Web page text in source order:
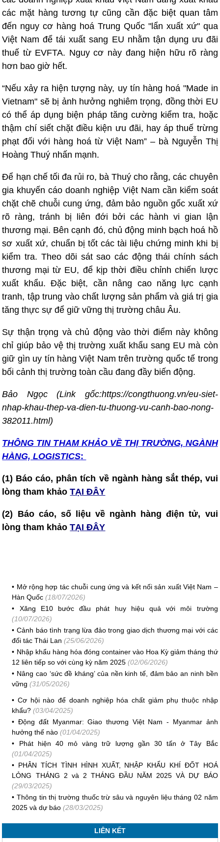
các mặt hàng tương tự cũng cần đặc biệt quan tâm
đến nguy cơ hàng hoá Trung Quốc "lẩn xuất xứ" qua
Việt Nam để tái xuất sang EU nhằm tận dụng ưu đãi
thuế từ EVFTA. Nguy cơ này đang hiện hữu rõ ràng
hơn bao giờ hết.
“Nếu xảy ra hiện tượng này, uy tín hàng hoá "Made in
Vietnam" sẽ bị ảnh hưởng nghiêm trọng, đồng thời EU
có thể áp dụng biện pháp tăng cường kiểm tra, hoặc
thậm chí siết chặt điều kiện ưu đãi, hay áp thuế trừng
phạt đối với hàng hoá từ Việt Nam” – bà Nguyễn Thị
Hoàng Thuý nhấn mạnh.
Để hạn chế tối đa rủi ro, bà Thuý cho rằng, các chuyên
gia khuyến cáo doanh nghiệp Việt Nam cần kiểm soát
chặt chẽ chuỗi cung ứng, đảm bảo nguồn gốc xuất xứ
rõ ràng, tránh bị liên đới bởi các hành vi gian lận
thương mại. Bên cạnh đó, chủ động minh bạch hoá hồ
sơ xuất xứ, chuẩn bị tốt các tài liệu chứng minh khi bị
kiểm tra. Theo dõi sát sao các động thái chính sách
thương mại từ EU, để kịp thời điều chỉnh chiến lược
xuất khẩu. Đặc biệt, cần nâng cao năng lực cạnh
tranh, tập trung vào chất lượng sản phẩm và giá trị gia
tăng thực sự để giữ vững thị trường châu Âu.
Sự thận trọng và chủ động vào thời điểm này không
chỉ giúp bảo vệ thị trường xuất khẩu sang EU mà còn
giữ gìn uy tín hàng Việt Nam trên trường quốc tế trong
bối cảnh thị trường toàn cầu đang đầy biến động.
Bảo Ngọc (Link gốc:https://congthuong.vn/eu-siet-
nhap-khau-thep-va-dien-tu-thuong-vu-canh-bao-nong-
382011.html)
THÔNG TIN THAM KHẢO VỀ THỊ TRƯỜNG, NGÀNH
HÀNG, LOGISTICS:
(1) Báo cáo, phân tích về ngành hàng sắt thép, vui
lòng tham khảoTẠI ĐÂY
(2) Báo cáo, số liệu về ngành hàng điện tử, vui
lòng tham khảo TẠI ĐÂY
• Mở rộng hợp tác chuỗi cung ứng và kết nối sản xuất Việt Nam –
Hàn Quốc (18/07/2026)
• Xăng E10 bước đầu phát huy hiệu quả với môi trường
(10/07/2026)
•Cảnh báo tình trạng lừa đảo trong giao dịch thương mại với các
đối tác Thái Lan (25/06/2026)
• Nhập khẩu hàng hóa đóng container vào Hoa Kỳ giảm tháng thứ
12 liên tiếp so với cùng kỳ năm 2025 (02/06/2026)
• Nâng cao ‘sức đề kháng’ của nền kinh tế, đảm bảo an ninh bền
vững (31/05/2026)
•Cơ hội nào để doanh nghiệp hóa chất giảm phụ thuộc nhập
khẩu? (03/04/2025)
•Động đất Myanmar: Giao thương Việt Nam - Myanmar ảnh
hưởng thế nào (01/04/2025)
• Phát hiện 40 mỏ vàng trữ lượng gần 30 tấn ở Tây Bắc
(01/04/2025)
• PHÂN TÍCH TÌNH HÌNH XUẤT, NHẬP KHẨU KHÍ ĐỐT HOÁ
LỎNG THÁNG 2 và 2 THÁNG ĐẦU NĂM 2025 VÀ DỰ BÁO
(29/03/2025)
•Thông tin thị trường thuốc trừ sâu và nguyên liệu tháng 02 năm
2025 và dự báo (28/03/2025)
LIÊN KẾT